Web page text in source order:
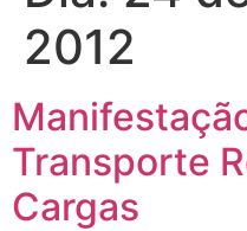
2012
Transporte
Cargas